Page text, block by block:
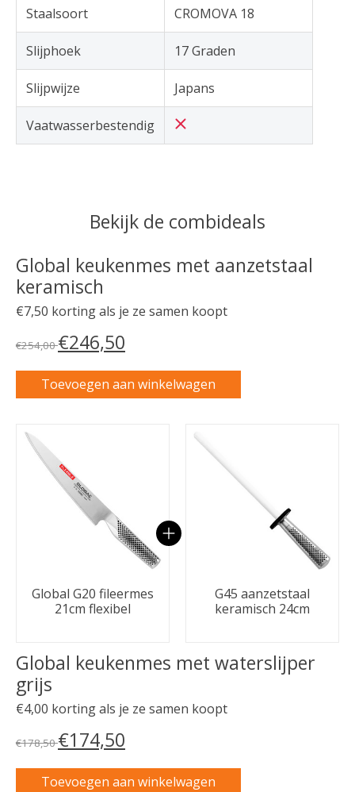
Staalsoort CROMOVA 18
Slijphoek 17 Graden
Slijpwijze Japans
Vaatwasserbestendig
Bekijk de combideals
Global keukenmes met aanzetstaal
keramisch
€7,50 korting als je ze samen koopt
€254,00€246,50
Toevoegen aan winkelwagen
Carrousel van gebundelde producten
Global G20 fileermes
21cm flexibel
G45 aanzetstaal
keramisch 24cm
Global keukenmes met waterslijper
grijs
€4,00 korting als je ze samen koopt
€178,50€174,50
Toevoegen aan winkelwagen